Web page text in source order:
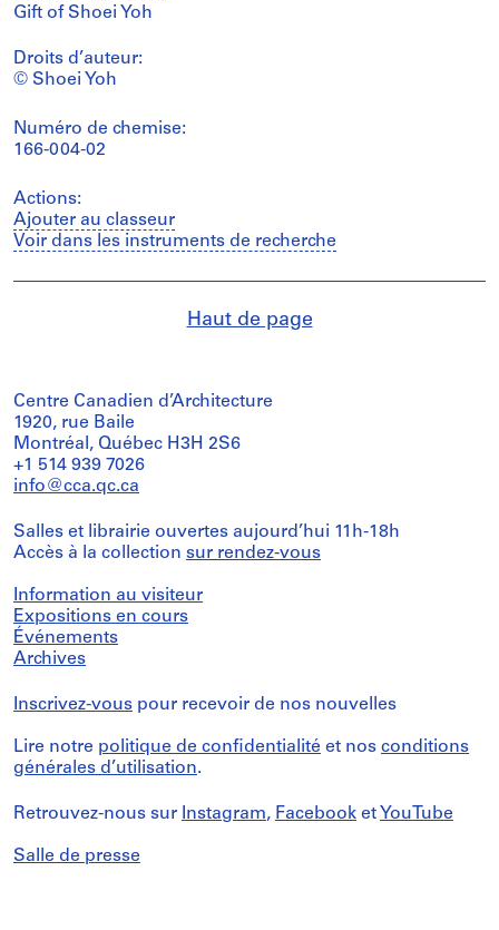
Gift of Shoei Yoh
Droits d’auteur:
© Shoei Yoh
Numéro de chemise:
166-004-02
Actions:
Ajouter au classeur
Voir dans les instruments de recherche
Haut de page
Centre Canadien d’Architecture
1920, rue Baile
Montréal, Québec H3H 2S6
+1 514 939 7026
info@cca.qc.ca
Salles et librairie ouvertes aujourd’hui 11h-18h
Accès à la collection sur rendez-vous
Information au visiteur
Expositions en cours
Événements
Archives
Inscrivez-vous pour recevoir de nos nouvelles
Lire notre politique de confidentialité et nos conditions
générales d’utilisation.
Retrouvez-nous sur Instagram, Facebook et YouTube
Salle de presse